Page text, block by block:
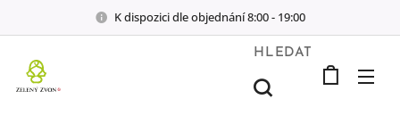
K dispozici dle objednání 8:00 - 19:00
HLEDAT